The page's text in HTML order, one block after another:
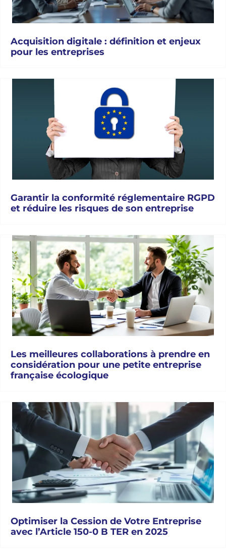
Acquisition digitale : définition et enjeux
pour les entreprises
Garantir la conformité réglementaire RGPD
et réduire les risques de son entreprise
Les meilleures collaborations à prendre en
considération pour une petite entreprise
française écologique
Optimiser la Cession de Votre Entreprise
avec l’Article 150-0 B TER en 2025